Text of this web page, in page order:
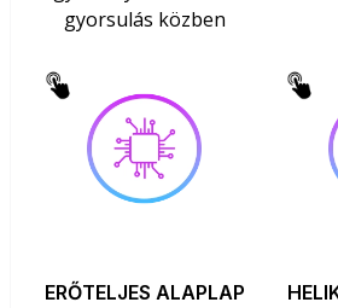
gyorsulás közben
ERŐTELJES ALAPLAP